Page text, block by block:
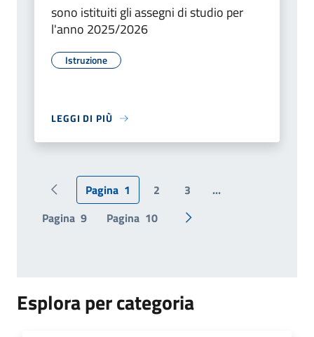
sono istituiti gli assegni di studio per
l'anno 2025/2026
Istruzione
LEGGI DI PIÙ
Pagina precedente
Pagina 1 2 3
...
Pagina 9 Pagina 10 Pagina successiva
Esplora per categoria